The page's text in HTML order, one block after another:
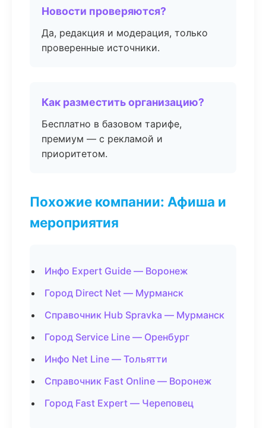
Новости проверяются?
Да, редакция и модерация, только
проверенные источники.
Как разместить организацию?
Бесплатно в базовом тарифе,
премиум — с рекламой и
приоритетом.
Похожие компании: Афиша и
мероприятия
Инфо Expert Guide — Воронеж
Город Direct Net — Мурманск
Справочник Hub Spravka — Мурманск
Город Service Line — Оренбург
Инфо Net Line — Тольятти
Справочник Fast Online — Воронеж
Город Fast Expert — Череповец